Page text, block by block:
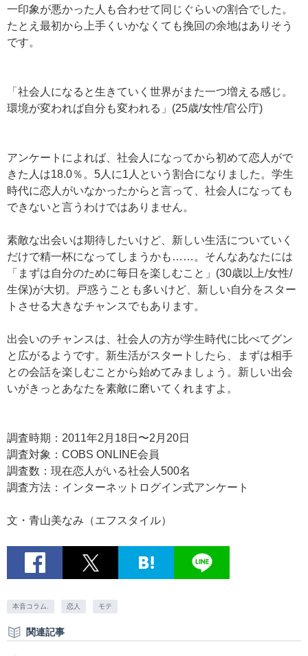
一印象が悪かった人も合わせて同じぐらいの割合でした。
たとえ最初から上手くいかなくても挽回の余地はありそう
です。
「社会人になると生きていく世界がまた一つ増える感じ。
環境が変われば自分も変われる」(25歳/女性/官公庁)
アンケートによれば、社会人になってから初めて恋人がで
きた人は18.0％。5人に1人という割合になりました。学生
時代に恋人がいなかったからと言って、社会人になっても
できないと言うわけではありません。
素敵な出会いは期待したいけど、新しい生活についていく
だけで精一杯になってしまうかも……。そんなあなたには
「まずは自分のために毎日を楽しむこと」(30歳以上/女性/
生保)が大切。戸惑うことも多いけど、新しい自分をスター
トさせる大きなチャンスでもあります。
出会いのチャンスは、社会人の方が学生時代に比べてグン
と広がるようです。新生活がスタートしたら、まずは相手
との会話を楽しむことから始めてみましょう。新しい出会
いがきっとあなたを素敵に磨いてくれますよ。
調査時期：2011年2月18日〜2月20日
調査対象：COBS ONLINE会員
調査数：現在恋人がいる社会人500名
調査方法：インターネットログイン式アンケート
文・青山美なみ（エフスタイル）
本音コラム. 恋人 モテ
関連記事